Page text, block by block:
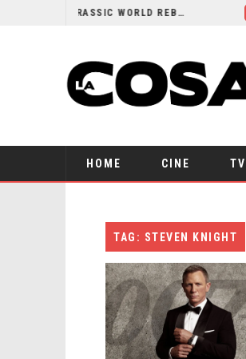
SECUELA DE JURASSIC WORLD REBIRTH PIERDE DIRECTOR
HOME CINE TV
TAG: STEVEN KNIGHT